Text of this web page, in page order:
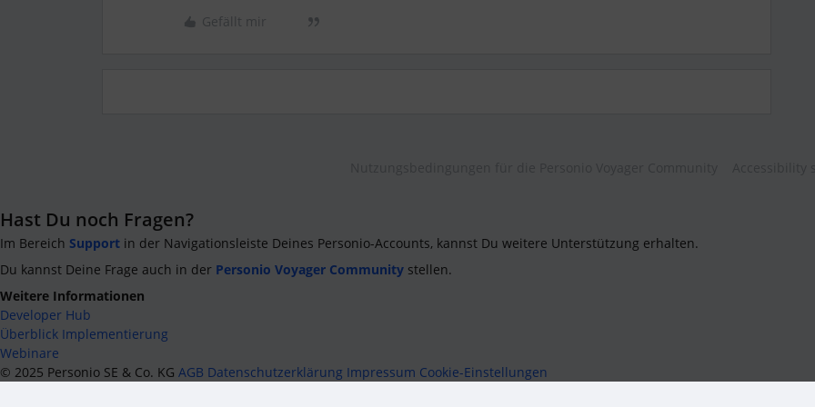
Gefällt mir
Hast Du noch Fragen?
Im Bereich Support in der Navigationsleiste Deines Personio-Accounts, kannst Du weitere Unterstützung erhalten.
Du kannst Deine Frage auch in der Personio Voyager Community stellen.
Weitere Informationen
Developer Hub
Überblick Implementierung
Webinare
© 2025 Personio SE & Co. KG AGB Datenschutzerklärung Impressum Cookie-Einstellungen